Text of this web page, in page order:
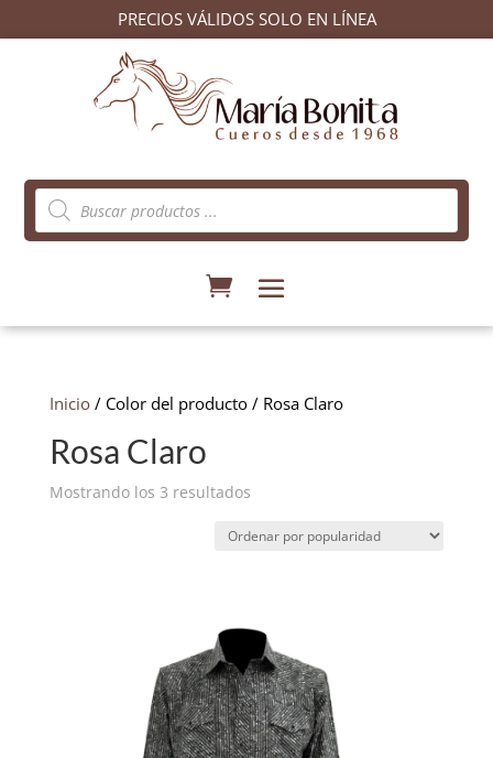
PRECIOS VÁLIDOS SOLO EN LÍNEA
Búsqueda
de
productos
Inicio/ Color del producto / Rosa Claro
Rosa Claro
Mostrando los 3 resultadosOrdenado
popularidad